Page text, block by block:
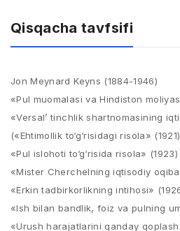
Qisqacha tavfsifi
Jon Meynard Keyns (1884-1946)​
«Pul muomalasi va Hindiston
«Versal’ tinchlik shartnomasining
(«Ehtimollik to‘g‘risidagi risola» (1921)​
«Pul islohoti to‘g‘risida risola» (1923)​
«Mister Cherchelning iqtisodiy
«Erkin tadbirkorlikning intihosi»
«Ish bilan bandlik, foiz va pulning
«Urush harajatlarini qanday qoplash